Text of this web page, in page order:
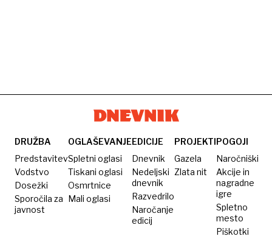
DRUŽBA
Predstavitev
Vodstvo
Dosežki
Sporočila za
javnost
OGLAŠEVANJE
Spletni oglasi
Tiskani oglasi
Osmrtnice
Mali oglasi
EDICIJE
Dnevnik
Nedeljski
dnevnik
Razvedrilo
Naročanje
edicij
PROJEKTI
Gazela
Zlata nit
POGOJI
Naročniški
Akcije in
nagradne
igre
Spletno
mesto
Piškotki